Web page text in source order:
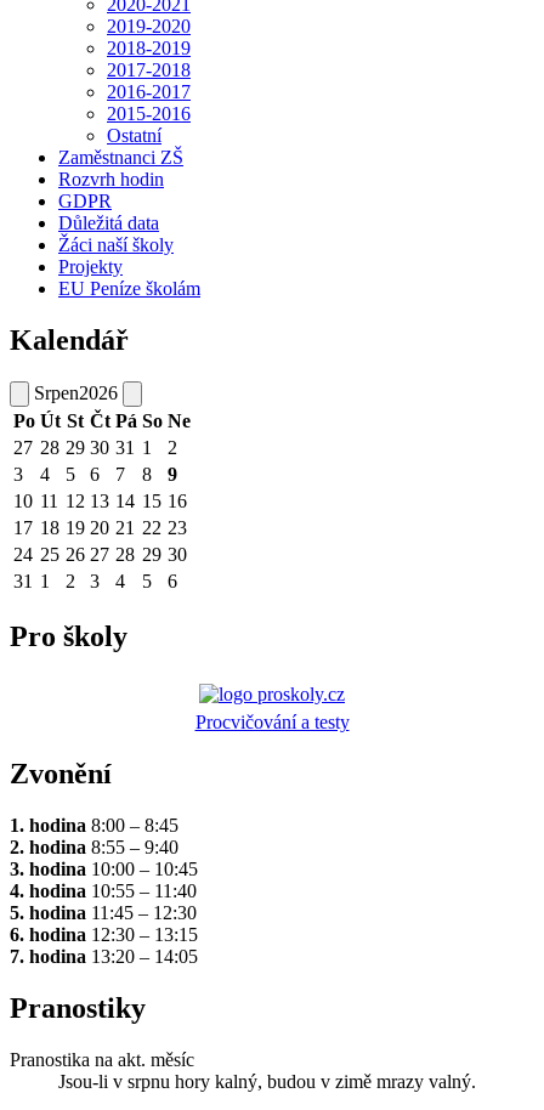
2020-2021
2019-2020
2018-2019
2017-2018
2016-2017
2015-2016
Ostatní
Zaměstnanci ZŠ
Rozvrh hodin
GDPR
Důležitá data
Žáci naší školy
Projekty
EU Peníze školám
Kalendář
Srpen2026
Po Út St Čt Pá So Ne
27 28 29 30 31 1
2
3
4 5 6 7 8
9
10 11 12 13 14 15 16
17 18 19 20 21 22 23
24 25 26 27 28 29 30
31 1 2 3 4 5 6
Pro školy
Procvičování a testy
Zvonění
1. hodina 8:00 – 8:45
2. hodina 8:55 – 9:40
3. hodina 10:00 – 10:45
4. hodina 10:55 – 11:40
5. hodina 11:45 – 12:30
6. hodina 12:30 – 13:15
7. hodina 13:20 – 14:05
Pranostiky
Pranostika na akt. měsíc
Jsou-li v srpnu hory kalný, budou v zimě mrazy valný.